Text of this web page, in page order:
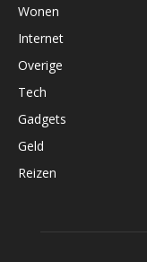
Wonen
Internet
Overige
Tech
Gadgets
Geld
Reizen